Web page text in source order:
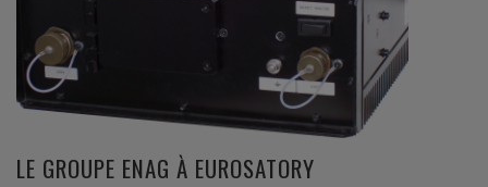
LE GROUPE ENAG À EUROSATORY